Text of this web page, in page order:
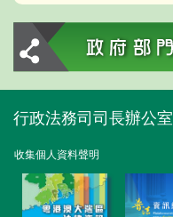
行政法務司司長辦公室
收集個人資料聲明